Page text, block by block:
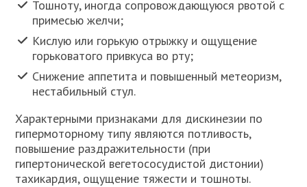
Тошноту, иногда сопровождающуюся рвотой с
примесью желчи;
Кислую или горькую отрыжку и ощущение
горьковатого привкуса во рту;
Снижение аппетита и повышенный метеоризм,
нестабильный стул.
Характерными признаками для дискинезии по
гипермоторному типу являются потливость,
повышение раздражительности (при
гипертонической вегетососудистой дистонии)
тахикардия, ощущение тяжести и тошноты.